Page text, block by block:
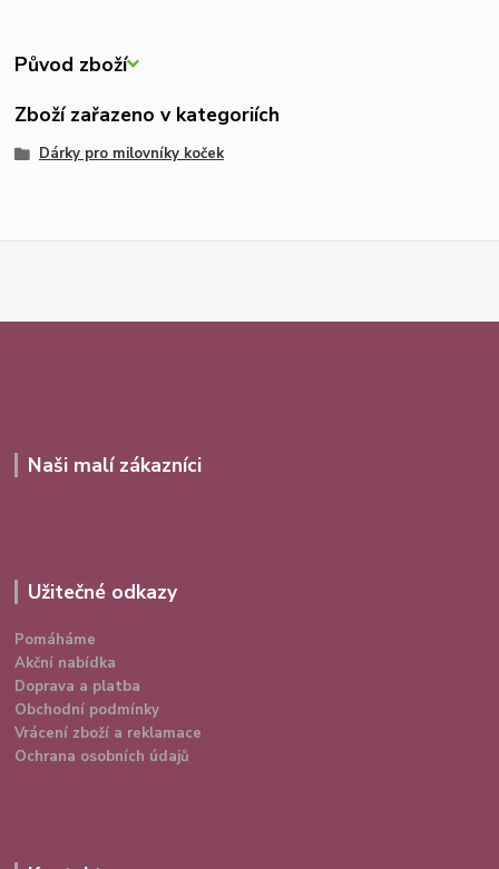
Původ zboží
Zboží zařazeno v kategoriích
Dárky pro milovníky koček
Naši malí zákazníci
Užitečné odkazy
Pomáháme
Akční nabídka
Doprava a platba
Obchodní podmínky
Vrácení zboží a reklamace
Ochrana osobních údajů